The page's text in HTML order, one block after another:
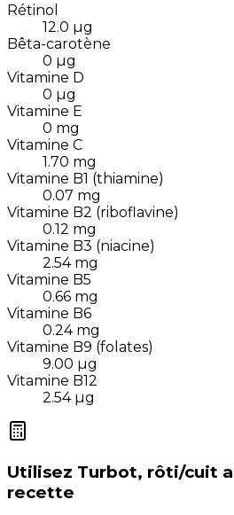
Rétinol
12.0 µg
Bêta-carotène
0 µg
Vitamine D
0 µg
Vitamine E
0 mg
Vitamine C
1.70 mg
Vitamine B1 (thiamine)
0.07 mg
Vitamine B2 (riboflavine)
0.12 mg
Vitamine B3 (niacine)
2.54 mg
Vitamine B5
0.66 mg
Vitamine B6
0.24 mg
Vitamine B9 (folates)
9.00 µg
Vitamine B12
2.54 µg
Utilisez Turbot, rôti/cuit
recette